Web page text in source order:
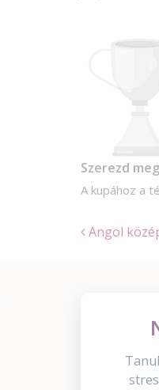
Szerezd
A kupához a
Angol